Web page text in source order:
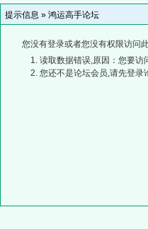
提示信息 » 鸿运高手论坛
您没有登录或者您没有权限访问
读取数据错误,原因：您要访
您还不是论坛会员,请先登录